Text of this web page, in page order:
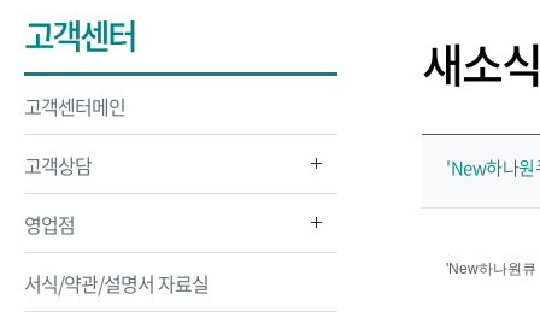
고객센터
고객센터메인
고객상담
영업점
서식/약관/설명서 자료실
새소식
'New하나원
'New하나원큐